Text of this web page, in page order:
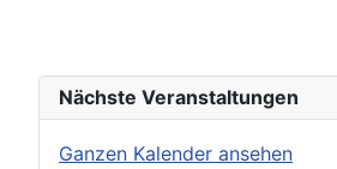
Nächste Veranstaltungen
Ganzen Kalender ansehen